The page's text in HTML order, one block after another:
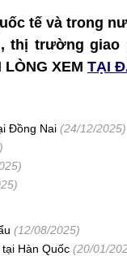
tế và trong
thị trường giao
XEM TẠI
Đồng Nai (24/12/2025)
(12/08/2025)
Hàn Quốc (20/01/